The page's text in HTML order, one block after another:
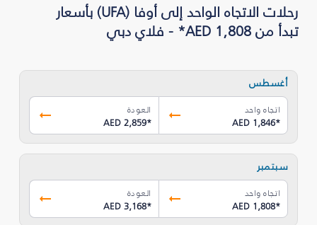
رحلات الاتجاه الواحد إلى أوفا (UFA) بأسعار
تبدأ من AED 1,808* - فلاي دبي
أغسطس
اتجاه واحد
AED 1,846*
العودة
AED 2,859*
سبتمبر
اتجاه واحد
AED 1,808*
العودة
AED 3,168*